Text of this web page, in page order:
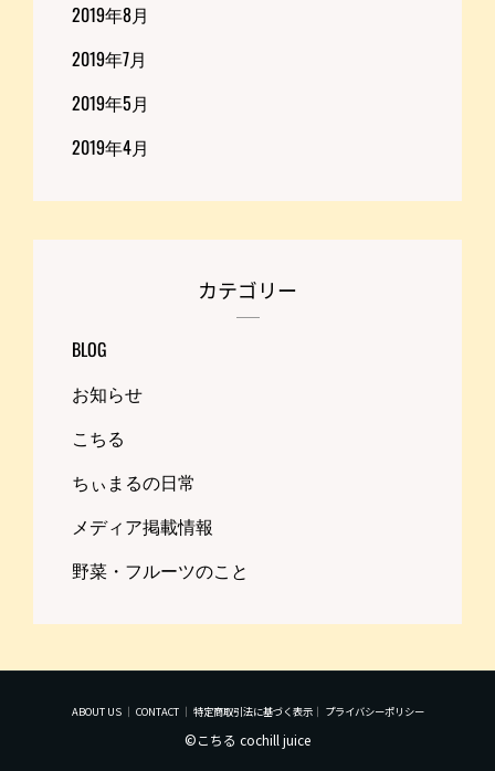
2019年8月
2019年7月
2019年5月
2019年4月
カテゴリー
BLOG
お知らせ
こちる
ちぃまるの日常
メディア掲載情報
野菜・フルーツのこと
ABOUT US｜ CONTACT｜ 特定商取引法に基づく表示｜ プライバシーポリシー
©こちる cochill juice